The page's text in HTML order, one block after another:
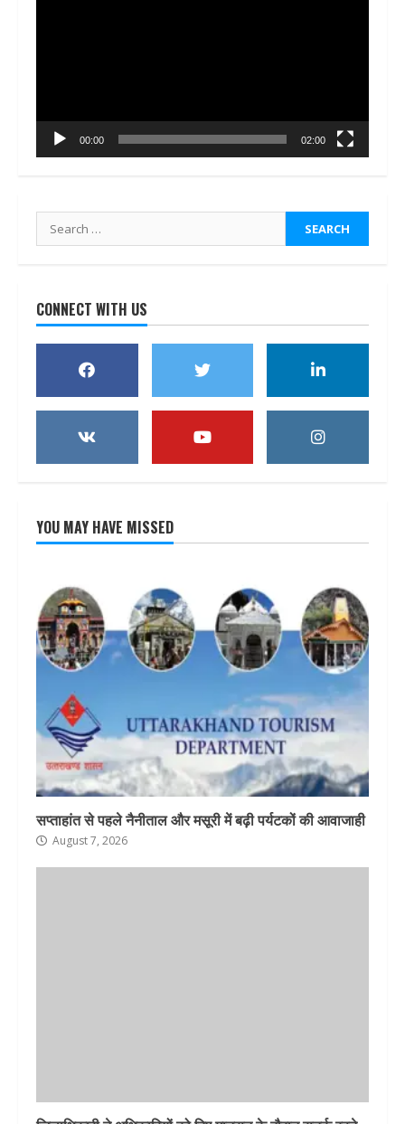
00:00 02:00
Search
for:
CONNECT WITH US
YOU MAY HAVE MISSED
सप्ताहांत से पहले नैनीताल और मसूरी में बढ़ी पर्यटकों की आवाजाही
August 7, 2026